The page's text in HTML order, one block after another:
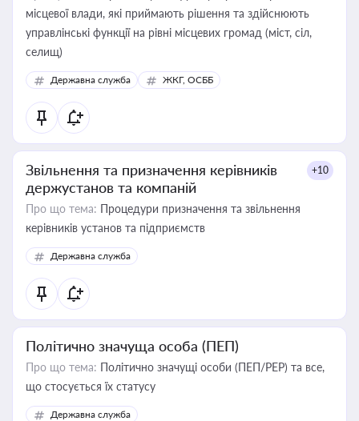
місцевої влади, які приймають рішення та здійснюють
управлінські функції на рівні місцевих громад (міст, сіл,
селищ)
Державна служба ЖКГ, ОСББ
Звільнення та призначення керівників
держустанов та компаній
+10
Про що тема: Процедури призначення та звільнення
керівників установ та підприємств
Державна служба
Політично значуща особа (ПЕП)
Про що тема: Політично значущі особи (ПЕП/PEP) та все,
що стосується їх статусу
Державна служба